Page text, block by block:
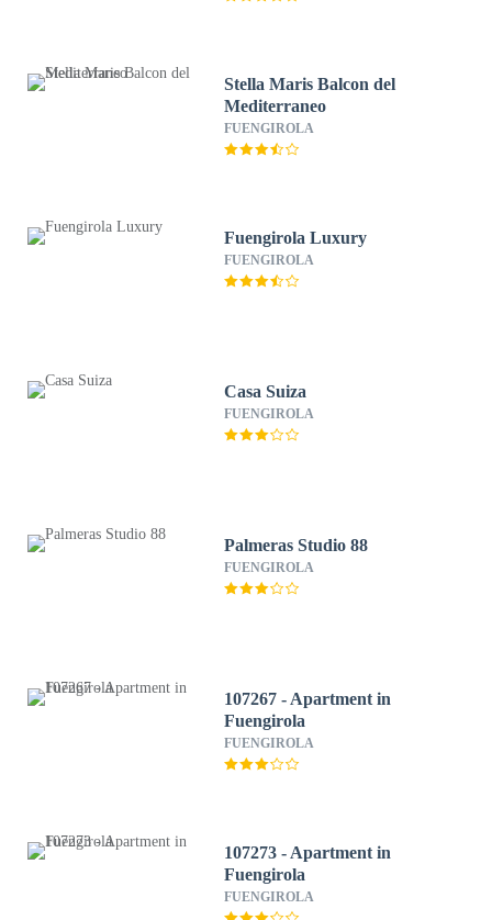
Stella Maris Balcon del
Mediterraneo
FUENGIROLA
Fuengirola Luxury
FUENGIROLA
Casa Suiza
FUENGIROLA
Palmeras Studio 88
FUENGIROLA
107267 - Apartment in
Fuengirola
FUENGIROLA
107273 - Apartment in
Fuengirola
FUENGIROLA